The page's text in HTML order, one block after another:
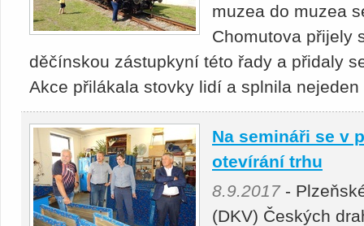
muzea do muzea
Chomutova přijely
děčínskou zástupkyní této řady a přidaly
Akce přilákala stovky lidí a splnila
Na semináři se v
otevírání trhu
8.9.2017-
(DKV) Českých